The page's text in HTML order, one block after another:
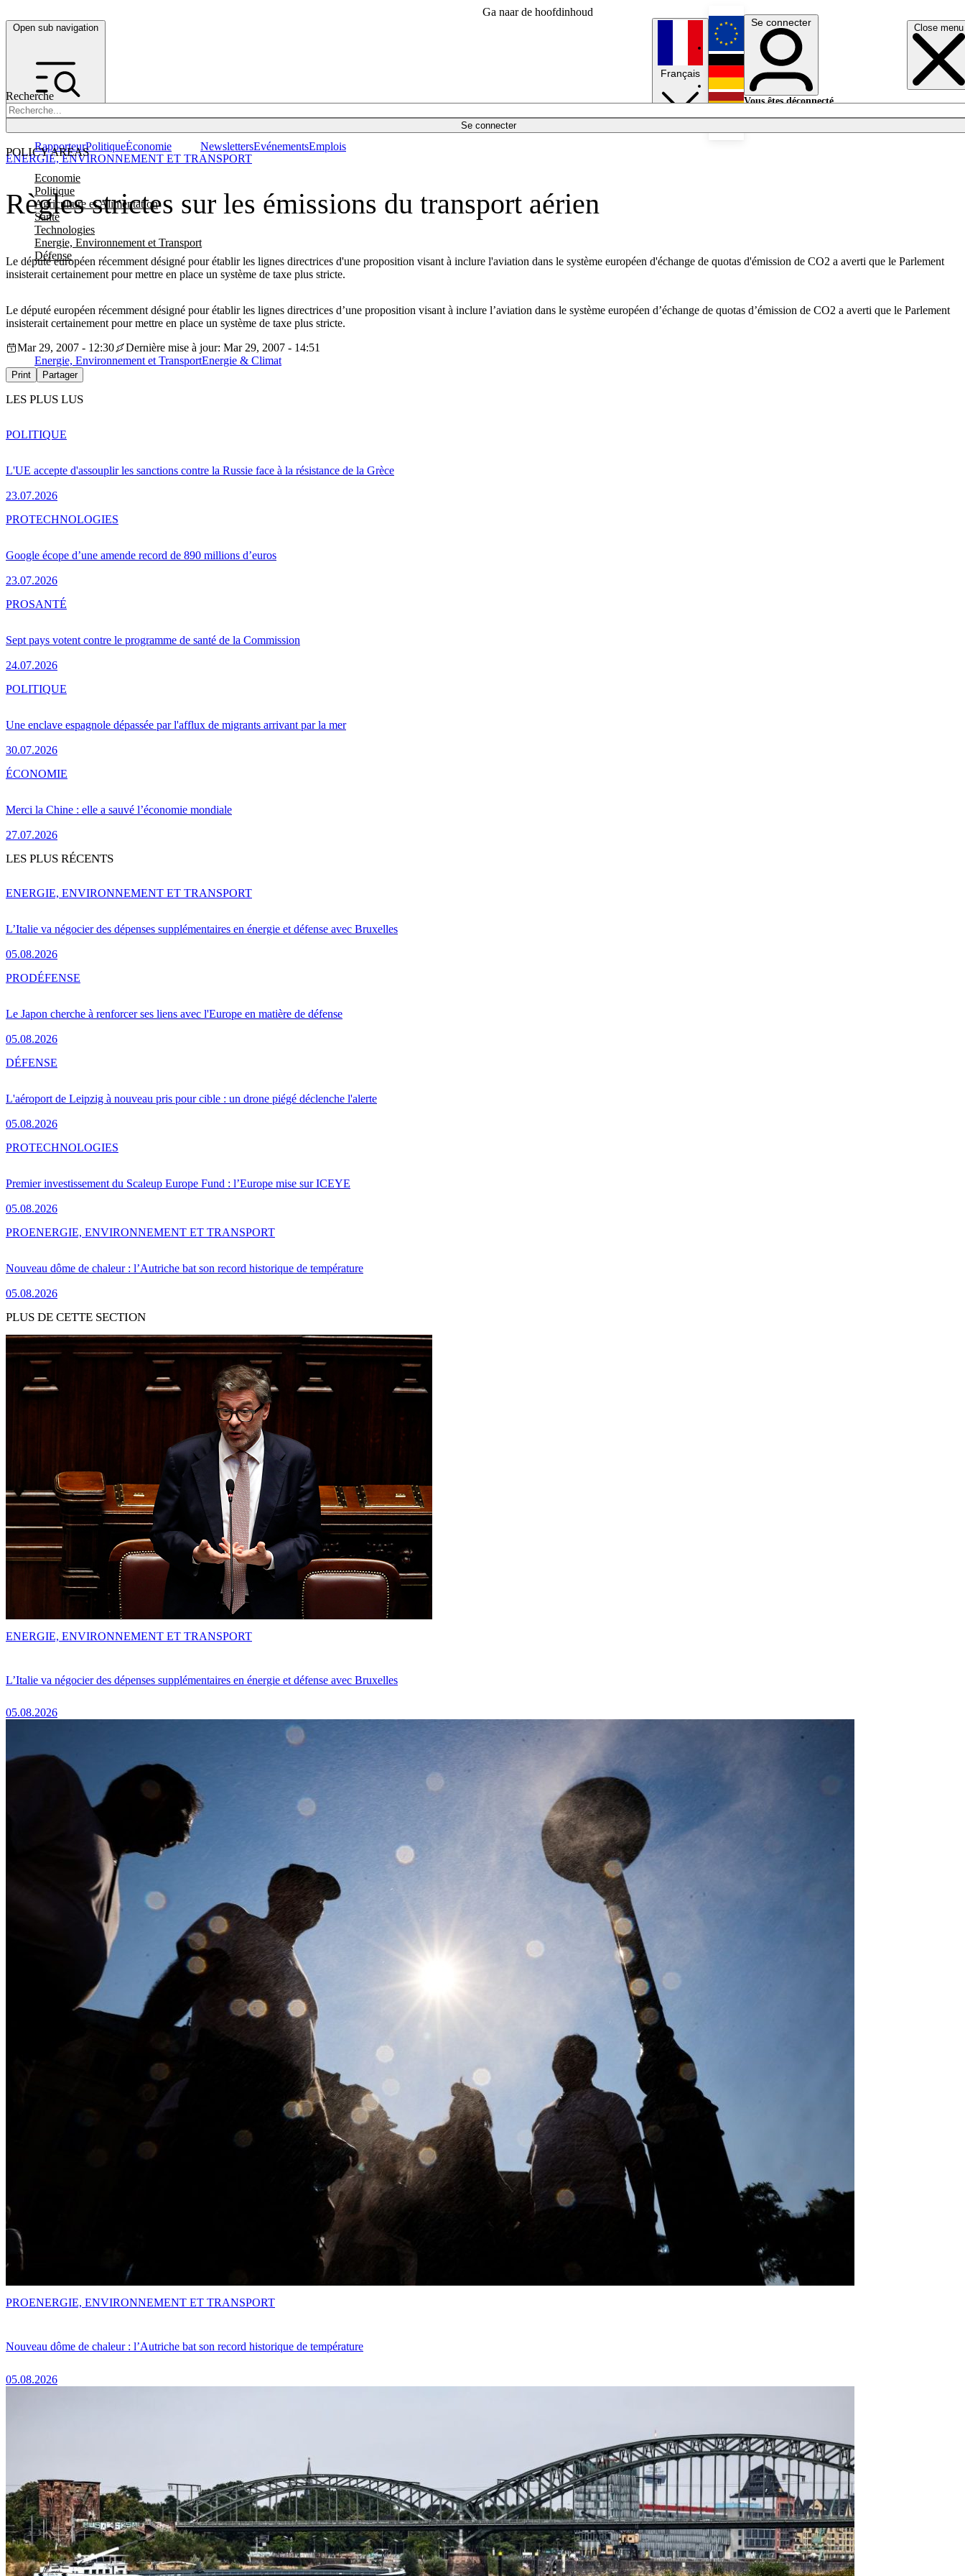
Ga naar de hoofdinhoud
Open sub navigation Close menu
Recherche
Se connecter
POLICY AREAS
Economie
Politique
Agriculture et Alimentation
Santé
Technologies
Energie, Environnement et Transport
Défense
RapporteurPolitiqueÉconomie NewslettersEvénementsEmplois
Français
English
Deutsch
Se connecter
Vous êtes déconnecté.
Règles strictes sur les émissions du transport aérien
Le député européen récemment désigné pour établir les lignes directrices d'une proposition visant à inclure l'aviation dans le système européen d'échange de quotas d'émission de CO2 a averti que le Parlement
insisterait certainement pour mettre en place un système de taxe plus stricte.
ENERGIE, ENVIRONNEMENT ET TRANSPORT
Le député européen récemment désigné pour établir les lignes directrices d’une proposition visant à inclure l’aviation dans le système européen d’échange de quotas d’émission de CO2 a averti que le Parlement
insisterait certainement pour mettre en place un système de taxe plus stricte.
Mar 29, 2007 - 12:30
Dernière mise à jour: Mar 29, 2007 - 14:51
Energie, Environnement et TransportEnergie & Climat
Print Partager
LES PLUS LUS
L'UE accepte d'assouplir les sanctions contre la Russie face à la résistance de la Grèce
23.07.2026
POLITIQUE
Google écope d’une amende record de 890 millions d’euros
23.07.2026
PROTECHNOLOGIES
Sept pays votent contre le programme de santé de la Commission
24.07.2026
PROSANTÉ
Une enclave espagnole dépassée par l'afflux de migrants arrivant par la mer
30.07.2026
POLITIQUE
Merci la Chine : elle a sauvé l’économie mondiale
27.07.2026
ÉCONOMIE
LES PLUS RÉCENTS
L’Italie va négocier des dépenses supplémentaires en énergie et défense avec Bruxelles
05.08.2026
ENERGIE, ENVIRONNEMENT ET TRANSPORT
Le Japon cherche à renforcer ses liens avec l'Europe en matière de défense
05.08.2026
PRODÉFENSE
L'aéroport de Leipzig à nouveau pris pour cible : un drone piégé déclenche l'alerte
05.08.2026
DÉFENSE
Premier investissement du Scaleup Europe Fund : l’Europe mise sur ICEYE
05.08.2026
PROTECHNOLOGIES
Nouveau dôme de chaleur : l’Autriche bat son record historique de température
05.08.2026
PROENERGIE, ENVIRONNEMENT ET TRANSPORT
PLUS DE CETTE SECTION
L’Italie va négocier des dépenses supplémentaires en énergie et défense avec Bruxelles
05.08.2026
ENERGIE, ENVIRONNEMENT ET TRANSPORT
Nouveau dôme de chaleur : l’Autriche bat son record historique de température
05.08.2026
PROENERGIE, ENVIRONNEMENT ET TRANSPORT